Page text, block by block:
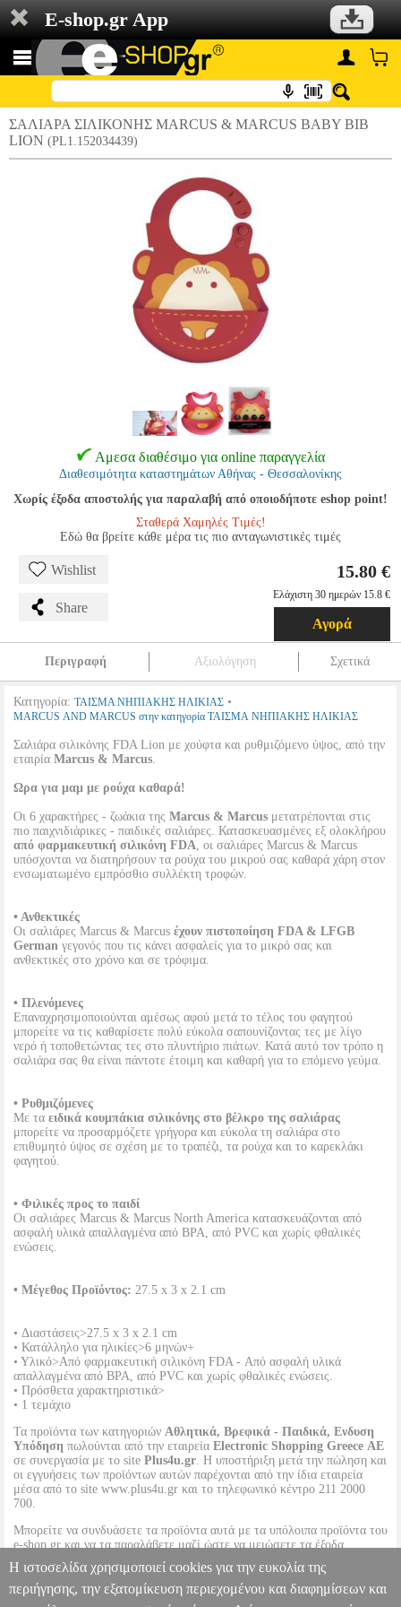
E-shop.gr App
ΣΑΛΙΑΡΑ ΣΙΛΙΚΟΝΗΣ MARCUS & MARCUS BABY BIB
LION (PL1.152034439)
Αμεσα διαθέσιμο για online παραγγελία
Διαθεσιμότητα καταστημάτων Αθήνας - Θεσσαλονίκης
Χωρίς έξοδα αποστολής για παραλαβή από οποιοδήποτε eshop point!
Σταθερά Χαμηλές Τιμές!
Εδώ θα βρείτε κάθε μέρα τις πιο ανταγωνιστικές τιμές
Wishlist
Share
15.80 €
Ελάχιστη 30 ημερών 15.8 €
Αγορά
Περιγραφή Αξιολόγηση Σχετικά
Κατηγορία: ΤΑΙΣΜΑ ΝΗΠΙΑΚΗΣ ΗΛΙΚΙΑΣ •
MARCUS AND MARCUS στην κατηγορία ΤΑΙΣΜΑ ΝΗΠΙΑΚΗΣ ΗΛΙΚΙΑΣ
Σαλιάρα σιλικόνης FDA Lion με χούφτα και ρυθμιζόμενο ύψος, από την
εταιρία Marcus & Marcus.
Ωρα για μαμ με ρούχα καθαρά!
Οι 6 χαρακτήρες - ζωάκια της Marcus & Marcus μετατρέπονται στις
πιο παιχνιδιάρικες - παιδικές σαλιάρες. Κατασκευασμένες εξ ολοκλήρου
από φαρμακευτική σιλικόνη FDA, οι σαλιάρες Marcus & Marcus
υπόσχονται να διατηρήσουν τα ρούχα του μικρού σας καθαρά χάρη στον
ενσωματωμένο εμπρόσθιο συλλέκτη τροφών.
• Ανθεκτικές
Οι σαλιάρες Marcus & Marcus έχουν πιστοποίηση FDA & LFGB
German γεγονός που τις κάνει ασφαλείς για το μικρό σας και
ανθεκτικές στο χρόνο και σε τρόφιμα.
• Πλενόμενες
Επαναχρησιμοποιούνται αμέσως αφού μετά το τέλος του φαγητού
μπορείτε να τις καθαρίσετε πολύ εύκολα σαπουνίζοντας τες με λίγο
νερό ή τοποθετώντας τες στο πλυντήριο πιάτων. Κατά αυτό τον τρόπο η
σαλιάρα σας θα είναι πάντοτε έτοιμη και καθαρή για το επόμενο γεύμα.
• Ρυθμιζόμενες
Με τα ειδικά κουμπάκια σιλικόνης στο βέλκρο της σαλιάρας
μπορείτε να προσαρμόζετε γρήγορα και εύκολα τη σαλιάρα στο
επιθυμητό ύψος σε σχέση με το τραπέζι, τα ρούχα και το καρεκλάκι
φαγητού.
• Φιλικές προς το παιδί
Οι σαλιάρες Marcus & Marcus North America κατασκευάζονται από
ασφαλή υλικά απαλλαγμένα από ΒΡΑ, από PVC και χωρίς φθαλικές
ενώσεις.
• Μέγεθος Προϊόντος: 27.5 x 3 x 2.1 cm
• Διαστάσεις>27.5 x 3 x 2.1 cm
• Κατάλληλο για ηλικίες>6 μηνών+
• Υλικό>Από φαρμακευτική σιλικόνη FDA - Από ασφαλή υλικά
απαλλαγμένα από ΒΡΑ, από PVC και χωρίς φθαλικές ενώσεις.
• Πρόσθετα χαρακτηριστικά>
• 1 τεμάχιο
Τα προϊόντα των κατηγοριών Αθλητικά, Βρεφικά - Παιδικά, Ενδυση
Υπόδηση πωλούνται από την εταιρεία Electronic Shopping Greece ΑΕ
σε συνεργασία με το site Plus4u.gr. Η υποστήριξη μετά την πώληση και
οι εγγυήσεις των προϊόντων αυτών παρέχονται από την ίδια εταιρεία
μέσα από το site www.plus4u.gr και το τηλεφωνικό κέντρο 211 2000
700.
Μπορείτε να συνδυάσετε τα προϊόντα αυτά με τα υπόλοιπα προϊόντα του
e-shop.gr και να τα παραλάβετε μαζί ώστε να μειώσετε τα έξοδα
αποστολής. Μπορείτε επίσης να παραλάβετε από οποιοδήποτε eshop
point με μηδενικά έξοδα αποστολής ανεξαρτήτως ύψους παραγγελίας!
Η ιστοσελίδα χρησιμοποιεί cookies για την ευκολία της
περιήγησης, την εξατομίκευση περιεχομένου και διαφημίσεων και